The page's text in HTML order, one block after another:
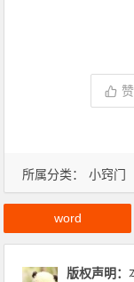
所属分类： 小窍门
word
版权声明：